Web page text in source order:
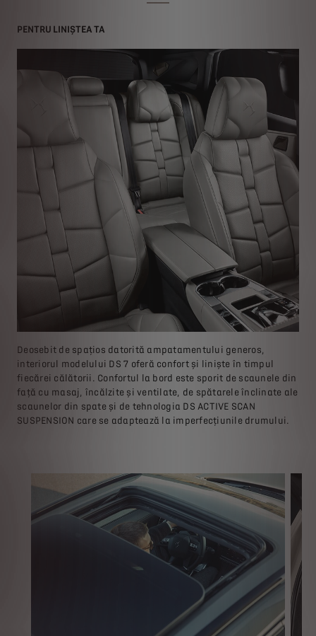
PENTRU LINIȘTEA TA
Deosebit de spațios datorită ampatamentului generos,
interiorul modelului DS 7 oferă confort și liniște în timpul
fiecărei călătorii. Confortul la bord este sporit de scaunele din
față cu masaj, încălzite și ventilate, de spătarele înclinate ale
scaunelor din spate și de tehnologia DS ACTIVE SCAN
SUSPENSION care se adaptează la imperfecțiunile drumului.